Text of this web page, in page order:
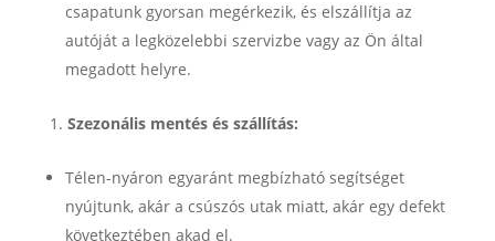
csapatunk gyorsan megérkezik, és elszállítja az
autóját a legközelebbi szervizbe vagy az Ön által
megadott helyre.
Szezonális mentés és szállítás:
Télen-nyáron egyaránt megbízható segítséget
nyújtunk, akár a csúszós utak miatt, akár egy defekt
következtében akad el.